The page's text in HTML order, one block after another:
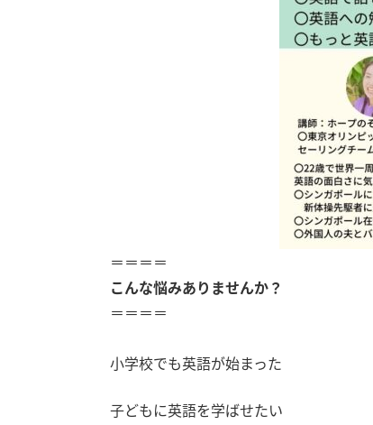
＝＝＝＝
こんな悩みありませんか？
＝＝＝＝
小学校でも英語が始まった
子どもに英語を学ばせたい